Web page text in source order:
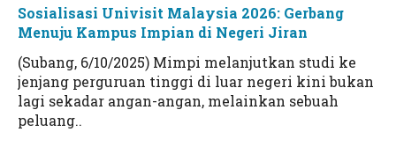
Sosialisasi Univisit Malaysia 2026: Gerbang
Menuju Kampus Impian di Negeri Jiran
(Subang, 6/10/2025) Mimpi melanjutkan studi ke
jenjang perguruan tinggi di luar negeri kini bukan
lagi sekadar angan-angan, melainkan sebuah
peluang..